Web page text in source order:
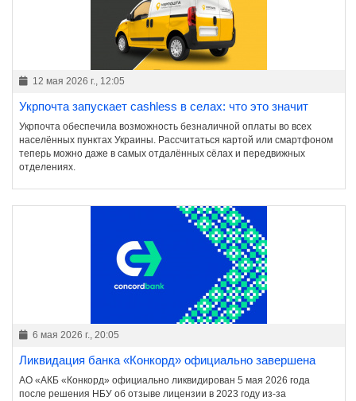
12 мая 2026 г., 12:05
Укрпочта запускает cashless в селах: что это значит
Укрпочта обеспечила возможность безналичной оплаты во всех
населённых пунктах Украины. Рассчитаться картой или смартфоном
теперь можно даже в самых отдалённых сёлах и передвижных
отделениях.
6 мая 2026 г., 20:05
Ликвидация банка «Конкорд» официально завершена
АО «АКБ «Конкорд» официально ликвидирован 5 мая 2026 года
после решения НБУ об отзыве лицензии в 2023 году из-за